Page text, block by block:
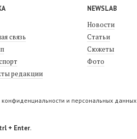
связь
редакции
NEWSLAB
Новости
Статьи
Сюжеты
Фото
и персональных данных
+ Enter.